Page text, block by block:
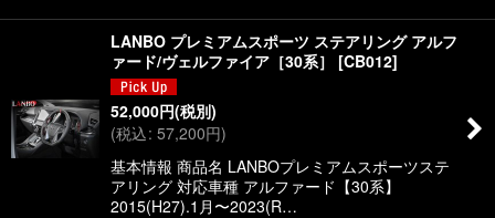
LANBO プレミアムスポーツ ステアリング アルフ
ァード/ヴェルファイア［30系］
[CB012]
52,000円(税別)
(税込: 57,200円)
基本情報 商品名 LANBOプレミアムスポーツステ
アリング 対応車種 アルファード【30系】
2015(H27).1月〜2023(R…